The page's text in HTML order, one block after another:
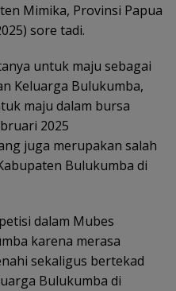
Mimika, Provinsi Papua
sore tadi.
untuk maju sebagai
Keluarga Bulukumba,
maju dalam bursa
2025
juga merupakan salah
Bulukumba di
dalam Mubes
karena merasa
sekaligus bertekad
Bulukumba di